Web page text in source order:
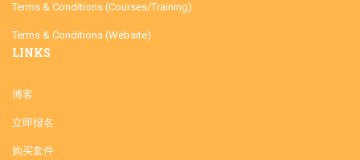
Terms & Conditions (Courses/Training)
Terms & Conditions (Website)
LINKS
博客
立即报名
购买套件